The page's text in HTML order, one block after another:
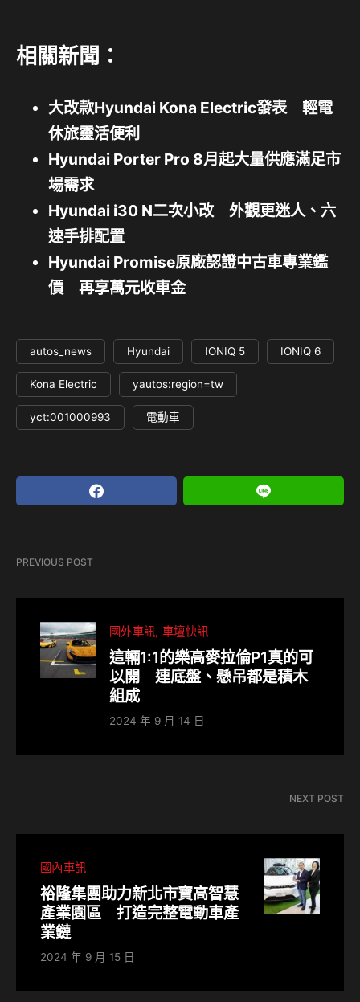
相關新聞：
大改款Hyundai Kona Electric發表 輕電
休旅靈活便利
Hyundai Porter Pro 8月起大量供應滿足市
場需求
Hyundai i30 N二次小改 外觀更迷人、六
速手排配置
Hyundai Promise原廠認證中古車專業鑑
價 再享萬元收車金
autos_news Hyundai IONIQ 5 IONIQ 6
Kona Electric yautos:region=tw
yct:001000993 電動車
PREVIOUS POST
國外車訊 車壇快訊
這輛1:1的樂高麥拉倫P1真的可
以開 連底盤、懸吊都是積木
組成
2024 年 9 月 14 日
NEXT POST
國內車訊
裕隆集團助⼒新北市寶⾼智慧
產業園區 打造完整電動⾞產
業鏈
2024 年 9 月 15 日